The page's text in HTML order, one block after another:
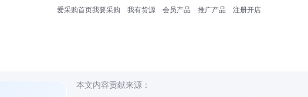
爱采购首页我要采购 我有货源 会员产品 推广产品 注册开店
本文内容贡献来源：